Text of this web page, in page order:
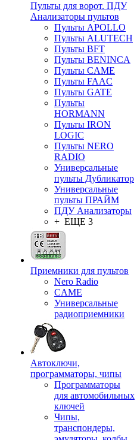
Пульты для ворот. ПДУ
Анализаторы пультов
Пульты APOLLO
Пульты ALUTECH
Пульты BFT
Пульты BENINCA
Пульты CAME
Пульты FAAC
Пульты GATE
Пульты
HORMANN
Пульты IRON
LOGIC
Пульты NERO
RADIO
Универсальные
пульты Дубликатор
Универсальные
пульты ПРАЙМ
ПДУ Анализаторы
+ ЕЩЕ 3
Приемники для пультов
Nero Radio
CAME
Универсальные
радиоприемники
Автоключи,
программаторы, чипы
Программаторы
для автомобильных
ключей
Чипы,
транспондеры,